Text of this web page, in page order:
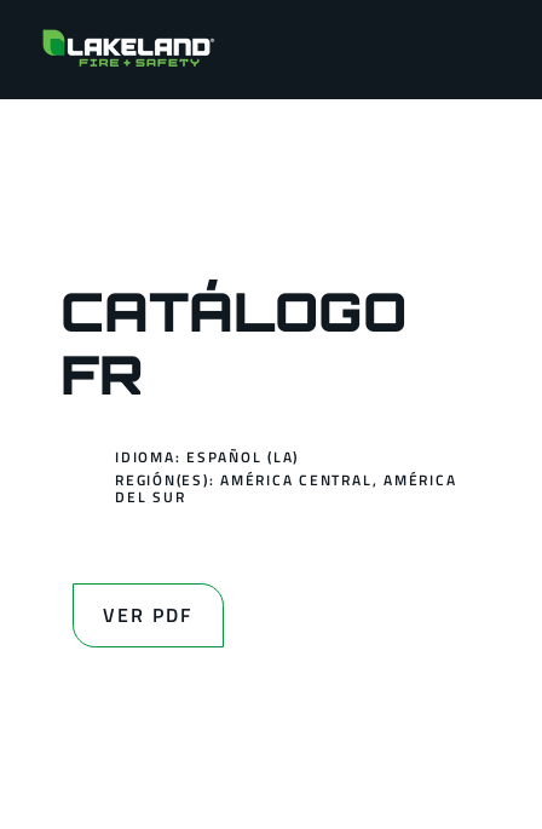
CATÁLOGO
FR
IDIOMA: ESPAÑOL (LA)
REGIÓN(ES):AMÉRICA CENTRAL,AMÉRICA
DEL SUR
VER PDF